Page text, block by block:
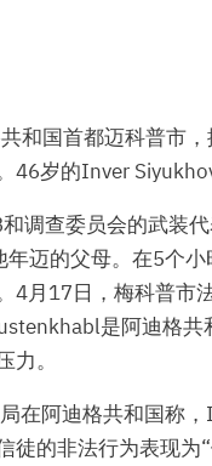
和国首都迈科普市
46岁的Inver
调查委员会的武装
迈的父母。在5个
4月17日，梅科普市
是阿迪格共
。
在阿迪格共和国称
徒的非法行为表现为